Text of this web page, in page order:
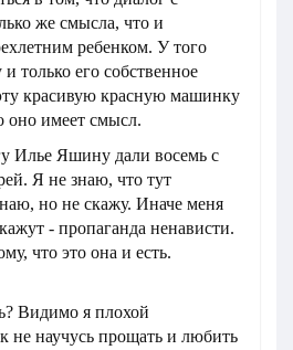
же смысла, что и
ребенком. У того
только его собственное
красивую красную машинку
оно имеет смысл.
Илье Яшину дали восемь с
Я не знаю, что тут
но не скажу. Иначе меня
- пропаганда ненависти.
что это она и есть.
Видимо я плохой
не научусь прощать и любить